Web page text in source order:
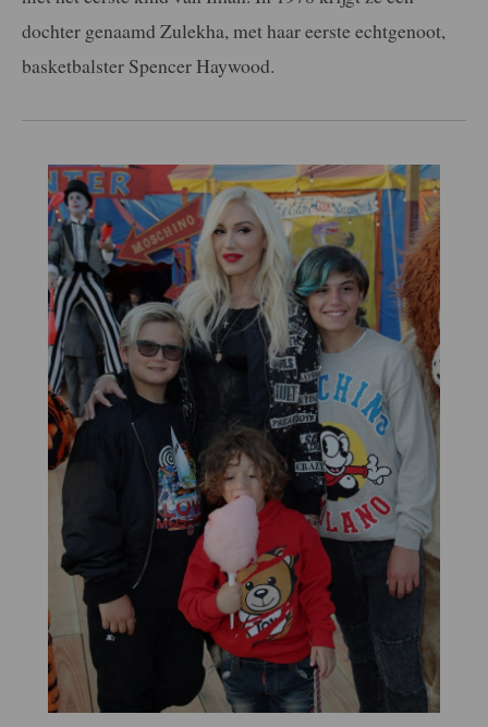
dochter genaamd Zulekha, met haar eerste echtgenoot,
basketbalster Spencer Haywood.